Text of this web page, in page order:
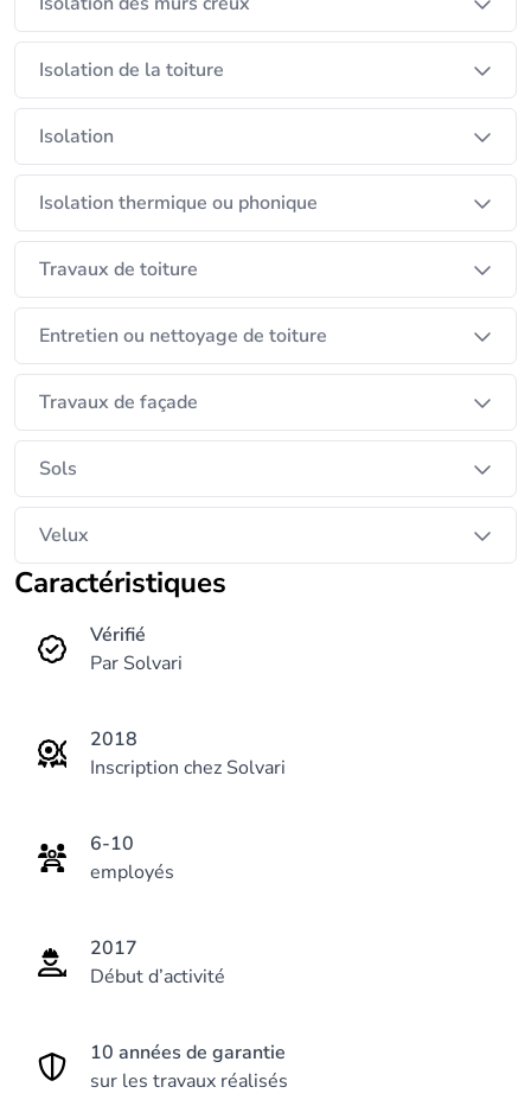
Geoffrey Philippart
Energie Isolation
Isolation de la toiture
Isolation
Isolation thermique ou phonique
Travaux de toiture
Entretien ou nettoyage de toiture
Travaux de façade
Sols
Velux
Caractéristiques
Vérifié
Par Solvari
2018
Inscription chez Solvari
6-10
employés
2017
Début d’activité
10 années de garantie
sur les travaux réalisés